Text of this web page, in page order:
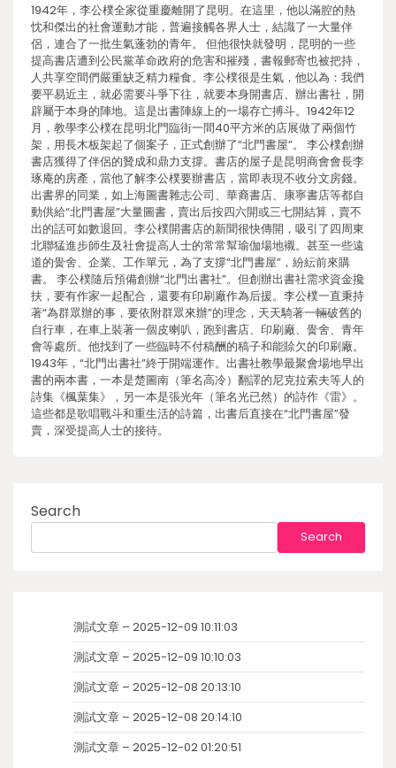
1942年，李公樸全家從重慶離開了昆明。在這里，他以滿腔的熱
忱和傑出的社會運動才能，普遍接觸各界人士，結識了一大量伴
侶，連合了一批生氣蓬勃的青年。 但他很快就發明，昆明的一些
提高書店遭到公民黨革命政府的危害和摧殘，書報郵寄也被把持，
人共享空間們嚴重缺乏精力糧食。李公樸很是生氣，他以為：我們
要平易近主，就必需要斗爭下往，就要本身開書店、辦出書社，開
辟屬于本身的陣地。這是出書陣線上的一場存亡搏斗。1942年12
月，教學李公樸在昆明北門臨街一間40平方米的店展做了兩個竹
架，用長木板架起了個案子，正式創辦了“北門書屋”。 李公樸創辦
書店獲得了伴侶的贊成和鼎力支撐。書店的屋子是昆明商會會長李
琢庵的房產，當他了解李公樸要辦書店，當即表現不收分文房錢。
出書界的同業，如上海圖書雜志公司、華裔書店、康寧書店等都自
動供給“北門書屋”大量圖書，賣出后按四六開或三七開結算，賣不
出的話可如數退回。李公樸開書店的新聞很快傳開，吸引了四周東
北聯猛進步師生及社會提高人士的常常幫瑜伽場地襯。甚至一些遠
道的黌舍、企業、工作單元，為了支撐“北門書屋”，紛紜前來購
書。 李公樸隨后預備創辦“北門出書社”。但創辦出書社需求資金攙
扶，要有作家一起配合，還要有印刷廠作為后援。李公樸一直秉持
著“為群眾辦的事，要依附群眾來辦”的理念，天天騎著一輛破舊的
自行車，在車上裝著一個皮喇叭，跑到書店、印刷廠、黌舍、青年
會等處所。他找到了一些臨時不付稿酬的稿子和能賒欠的印刷廠。
1943年，“北門出書社”終于開端運作。出書社教學最聚會場地早出
書的兩本書，一本是楚圖南（筆名高冷）翻譯的尼克拉索夫等人的
詩集《楓葉集》，另一本是張光年（筆名光已然）的詩作《雷》。
這些都是歌唱戰斗和重生活的詩篇，出書后直接在“北門書屋”發
賣，深受提高人士的接待。
Search
Search
測試文章 – 2025-12-09 10:11:03
測試文章 – 2025-12-09 10:10:03
測試文章 – 2025-12-08 20:13:10
測試文章 – 2025-12-08 20:14:10
測試文章 – 2025-12-02 01:20:51